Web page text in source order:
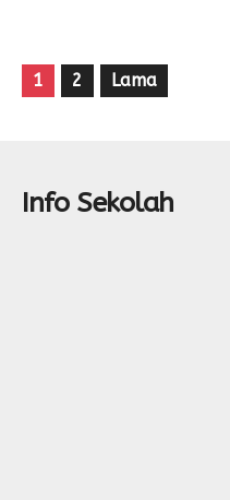
1 2 Lama
Info Sekolah